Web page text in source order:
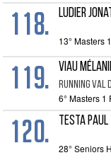
118. LUDIER
13° Masters
119. VIAU
RUNNING VAL
6° Masters 1
120. TESTA Paul
28° Seniors